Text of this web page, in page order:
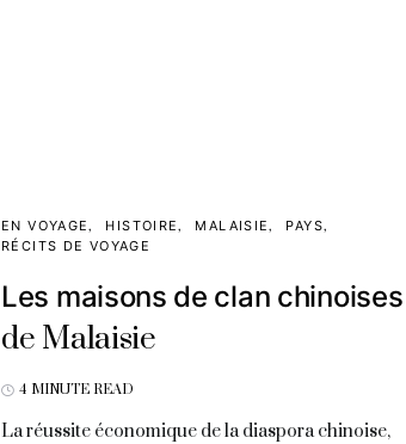
EN VOYAGE HISTOIRE MALAISIE
PAYS
RÉCITS DE VOYAGE
Les maisons de clan chinoises
de Malaisie
4 MINUTE READ
La réussite économique de la diaspora chinoise,